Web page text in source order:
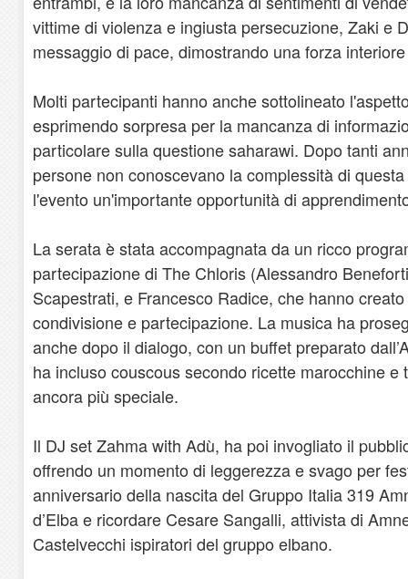
vittime di violenza e ingiusta persecuzione, Zaki e
messaggio di pace, dimostrando una forza
Molti partecipanti hanno anche sottolineato
esprimendo sorpresa per la mancanza di
particolare sulla questione saharawi. Dopo tanti
persone non conoscevano la complessità di
l'evento un'importante opportunità di
La serata è stata accompagnata da un ricco
partecipazione di The Chloris (Alessandro
Scapestrati, e Francesco Radice, che hanno creato
condivisione e partecipazione. La musica ha
anche dopo il dialogo, con un buffet preparato
ha incluso couscous secondo ricette marocchine
ancora più speciale.
Il DJ set Zahma with Adù, ha poi invogliato il
offrendo un momento di leggerezza e svago per
anniversario della nascita del Gruppo Italia 319
d’Elba e ricordare Cesare Sangalli, attivista di
Castelvecchi ispiratori del gruppo elbano.